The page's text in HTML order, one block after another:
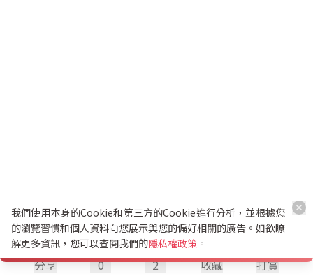
分享 0 2 收藏 打賞
我們使用本身的Cookie和第三方的Cookie進行分析，並根據您
的瀏覽習慣和個人資料向您展示與您的偏好相關的廣告。如欲瞭
解更多資訊，您可以查閱我們的隱私權政策 。